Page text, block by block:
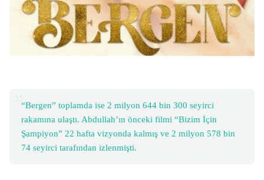
“Bergen” toplamda ise 2 milyon 644 bin 300 seyirci
rakamına ulaştı. Abdullah’ın önceki filmi “Bizim İçin
Şampiyon” 22 hafta vizyonda kalmış ve 2 milyon 578 bin
74 seyirci tarafından izlenmişti.